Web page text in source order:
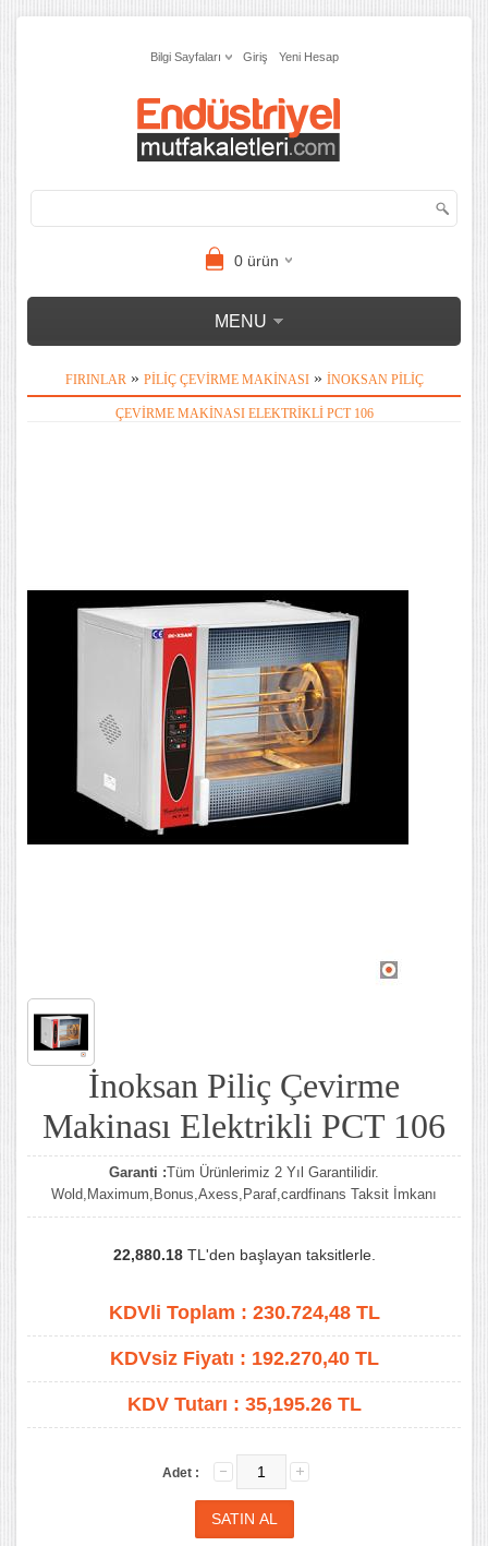
Bilgi Sayfaları Giriş Yeni Hesap
0ürün
MENU
FIRINLAR » PILIÇ ÇEVIRME MAKINASI» İNOKSAN PILIÇ
ÇEVIRME MAKINASI ELEKTRIKLI PCT 106
İnoksan Piliç Çevirme
Makinası Elektrikli PCT 106
Garanti :Tüm Ürünlerimiz 2 Yıl Garantilidir.
Wold,Maximum,Bonus,Axess,Paraf,cardfinans Taksit İmkanı
22,880.18TL'den başlayan taksitlerle.
KDVli Toplam : 230.724,48TL
KDVsiz Fiyatı : 192.270,40TL
KDV Tutarı : 35,195.26 TL
Adet :